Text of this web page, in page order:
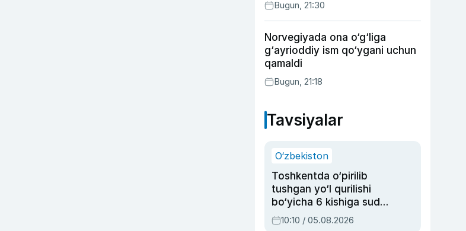
Bugun, 21:30
Norvegiyada ona o‘g‘liga
g‘ayrioddiy ism qo‘ygani uchun
qamaldi
Bugun, 21:18
Tavsiyalar
O‘zbekiston
Toshkentda o‘pirilib
tushgan yo‘l qurilishi
bo‘yicha 6 kishiga sud
hukmi o‘qildi
10:10 / 05.08.2026